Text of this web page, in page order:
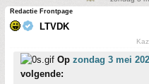
Redactie Frontpage
LTVDK
Op zondag 3 mei
volgende: